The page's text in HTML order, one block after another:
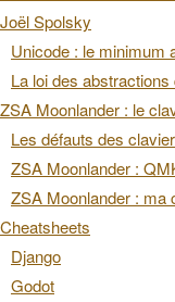
Joël Spolsky
Unicode : le minimum
La loi des abstractions
ZSA Moonlander : le
Les défauts des
ZSA Moonlander :
ZSA Moonlander : ma
Cheatsheets
Django
Godot